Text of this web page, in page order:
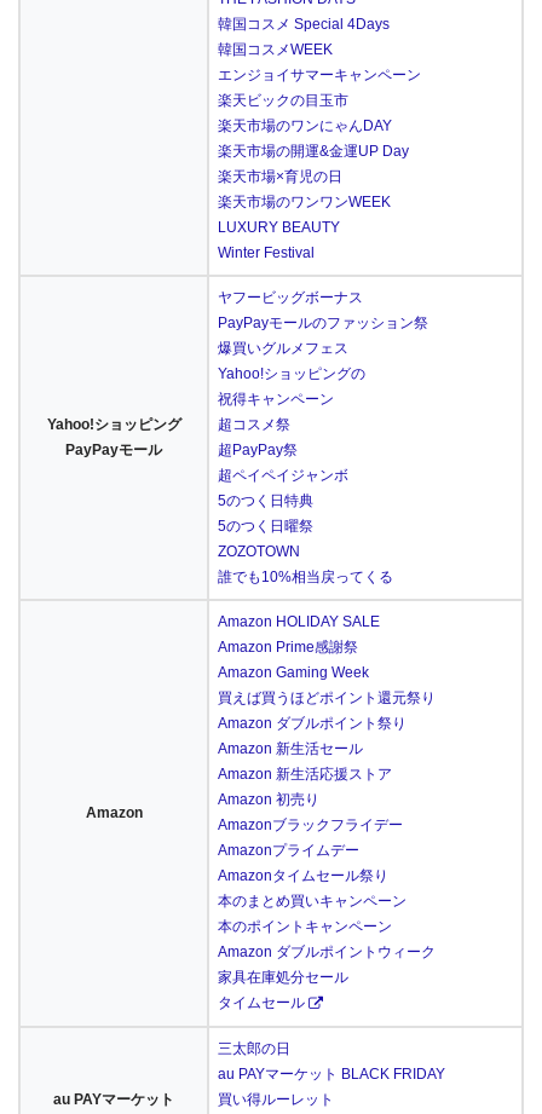
韓国コスメ Special 4Days
韓国コスメWEEK
エンジョイサマーキャンペーン
楽天ビックの目玉市
楽天市場のワンにゃんDAY
楽天市場の開運&金運UP Day
楽天市場×育児の日
楽天市場のワンワンWEEK
LUXURY BEAUTY
Winter Festival
Yahoo!ショッピング
PayPayモール
ヤフービッグボーナス
PayPayモールのファッション祭
爆買いグルメフェス
Yahoo!ショッピングの
祝得キャンペーン
超コスメ祭
超PayPay祭
超ペイペイジャンボ
5のつく日特典
5のつく日曜祭
ZOZOTOWN
誰でも10%相当戻ってくる
Amazon
Amazon HOLIDAY SALE
Amazon Prime感謝祭
Amazon Gaming Week
買えば買うほどポイント還元祭り
Amazon ダブルポイント祭り
Amazon 新生活セール
Amazon 新生活応援ストア
Amazon 初売り
Amazonブラックフライデー
Amazonプライムデー
Amazonタイムセール祭り
本のまとめ買いキャンペーン
本のポイントキャンペーン
Amazon ダブルポイントウィーク
家具在庫処分セール
タイムセール
au PAYマーケット
三太郎の日
au PAYマーケット BLACK FRIDAY
買い得ルーレット